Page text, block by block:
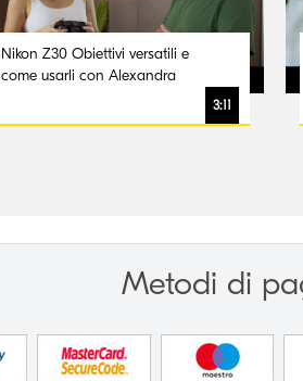
Nikon Z30 Obiettivi versatili e
come usarli con Alexandra
3:11
Metodi di